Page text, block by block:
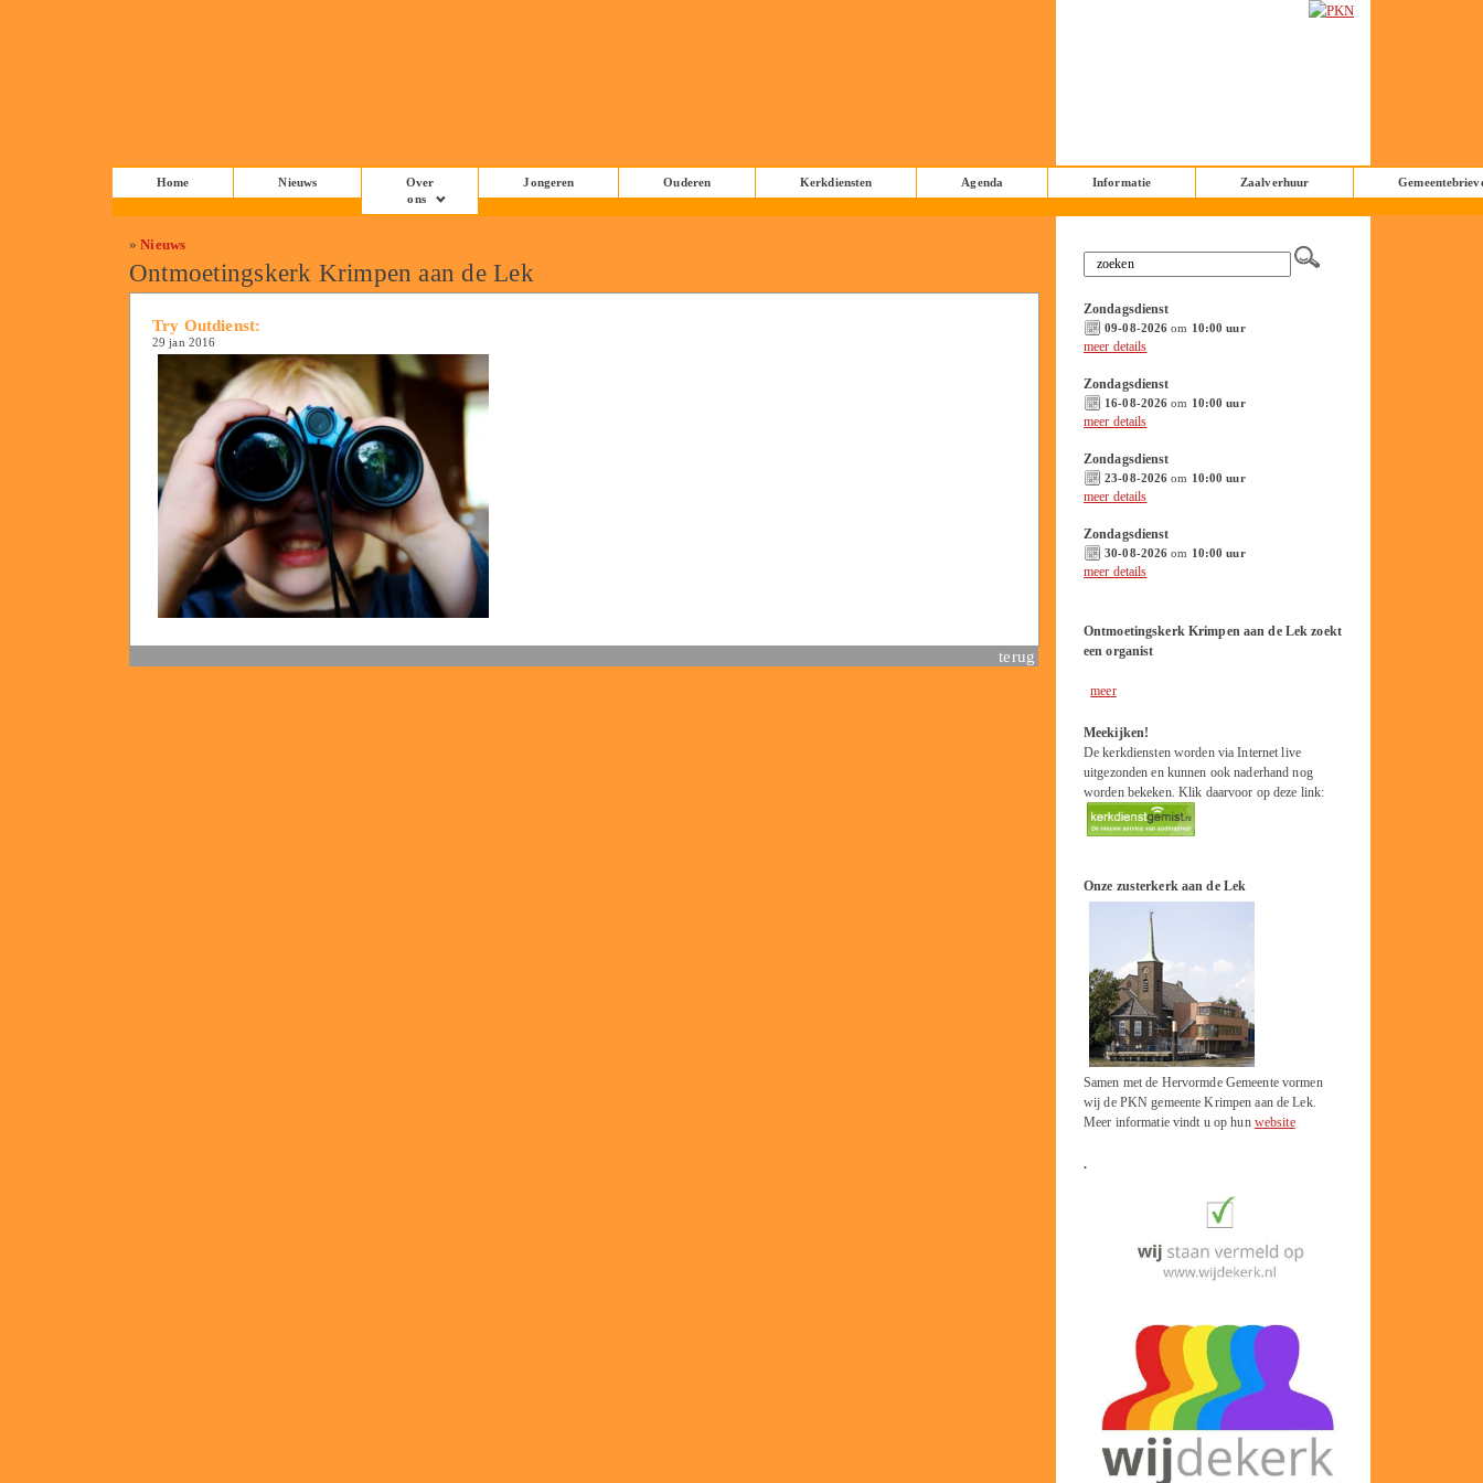
Home Nieuws
Over
ons
Jongeren Ouderen Kerkdiensten Agenda Informatie Zaalverhuur
»Nieuws
Ontmoetingskerk Krimpen aan de Lek
Try Outdienst:
29 jan 2016
terug
Zondagsdienst
09-08-2026 om 10:00 uur
meer details
Zondagsdienst
16-08-2026 om 10:00 uur
meer details
Zondagsdienst
23-08-2026 om 10:00 uur
meer details
Zondagsdienst
30-08-2026 om 10:00 uur
meer details
Ontmoetingskerk Krimpen aan de Lek zoekt
een organist
meer
Meekijken!
De kerkdiensten worden via Internet live
uitgezonden en kunnen ook naderhand nog
worden bekeken. Klik daarvoor op deze link:
Onze zusterkerk aan de Lek
Samen met de Hervormde Gemeente vormen
wij de PKN gemeente Krimpen aan de Lek.
Meer informatie vindt u op hun website
.